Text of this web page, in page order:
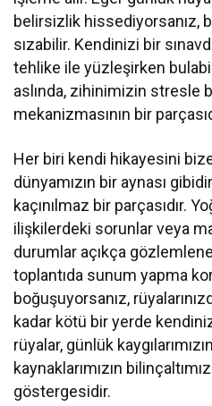
belirsizlik hissediyorsanız,
sızabilir. Kendinizi bir
tehlike ile yüzleşirken
aslında, zihinimizin stresle
mekanizmasının bir
Her biri kendi hikayesini
dünyamızın bir aynası
kaçınılmaz bir parçasıdır.
ilişkilerdeki sorunlar veya
durumlar açıkça
toplantıda sunum yapma
boğuşuyorsanız,
kadar kötü bir yerde
rüyalar, günlük
kaynaklarımızın
göstergesidir.